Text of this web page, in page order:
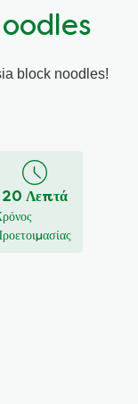
block noodles!
20 Λεπτά